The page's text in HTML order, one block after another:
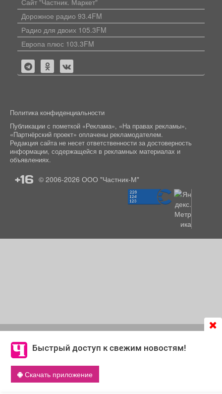
Быстрый доступ к свежим новостям!
Скачать приложение
согласие на обработку файлов cookie, которые
обеспечивают корректную работу сайта и сбора
информации для улучшения качества сервисов.
Что такое cookie
Сайт "Частник. Маркет"
Дорожное радио 93.4FM
Радио для двоих 105.3FM
Европа плюс 103.3FM
Политика конфиденциальности
Публикации с пометкой «Реклама», «На правах рекламы»,
«Партнёрский проект» оплачены рекламодателем.
Редакция сайта не несет ответственности за достоверность
информации, содержащейся в рекламных материалах и
объявлениях.
+16 © 2006-2026 ООО "Частник-М"